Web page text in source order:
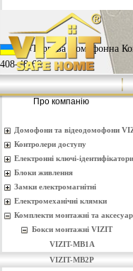
«Торгова Домофонна
408-48-68
Про компанію
Домофони та відеодомофони
Контролери доступу
Електронні ключі-ідентифікатори
Блоки живлення
Замки електромагнітні
Електромеханічні клямки
Комплекти монтажнi та
Бокси монтажнi VIZIT
VIZIT-MB1A
VIZIT-MB2Р